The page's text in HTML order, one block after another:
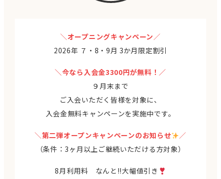
＼オープニングキャンペーン／
2026年 ７・8・9月 3か月限定割引
＼今なら入会金3300円が無料！／
９月末まで
ご入会いただく皆様を対象に、
入会金無料キャンペーンを実施中です。
＼第二弾オープンキャンペーンのお知らせ
／
（条件：3ヶ月以上ご継続いただける方対象）
8月利用料 なんと!!大幅値引き